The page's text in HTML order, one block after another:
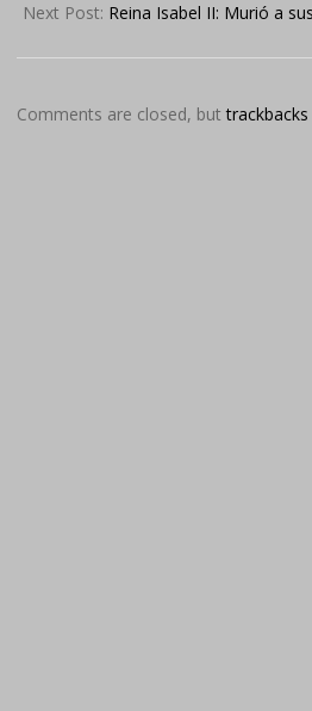
07
Next Post: Reina Isabel II: Murió a
Comments are closed, buttrackbacks